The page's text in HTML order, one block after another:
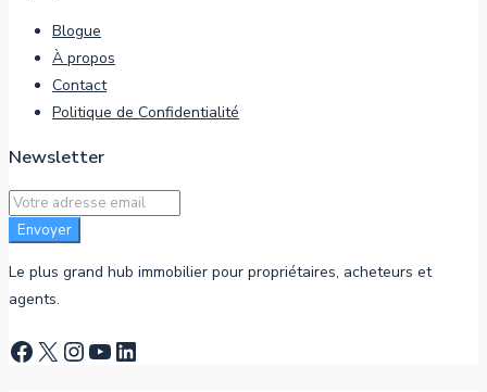
Blogue
À propos
Contact
Politique de Confidentialité
Newsletter
Envoyer
Le plus grand hub immobilier pour propriétaires, acheteurs et
agents.
Facebook
X Instagram
YouTube
LinkedIn